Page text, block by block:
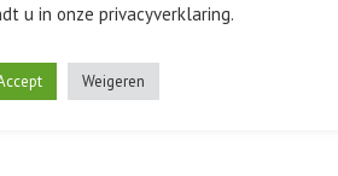
u in onze privacyverklaring.
Weigeren